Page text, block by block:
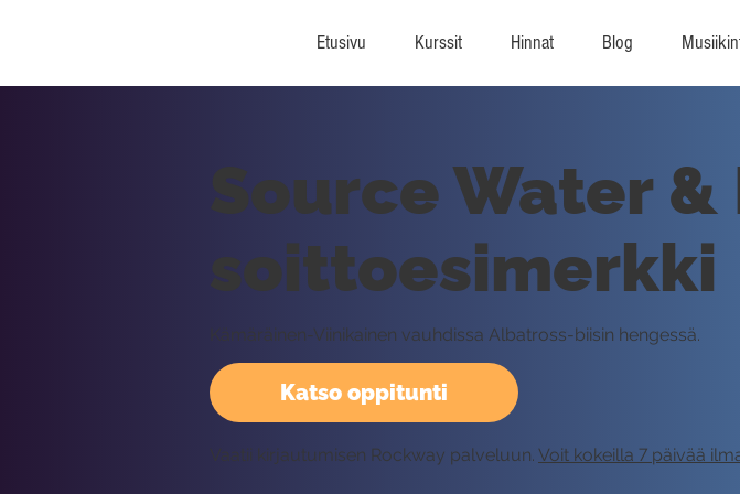
Etusivu Kurssit Hinnat Blog
Katso oppitunti
Source Water &
soittoesimerkki
Kämäräinen-Viinikainen vauhdissa Albatross-biisin hengessä.
Vaatii kirjautumisen Rockway palveluun. Voit kokeilla 7 päivää